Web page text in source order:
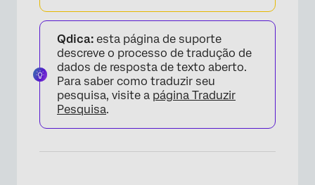
Qdica: esta página de suporte
descreve o processo de tradução de
dados de resposta de texto aberto.
Para saber como traduzir seu
pesquisa, visite a página Traduzir
Pesquisa.